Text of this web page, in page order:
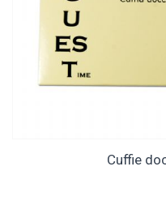
Cuffie